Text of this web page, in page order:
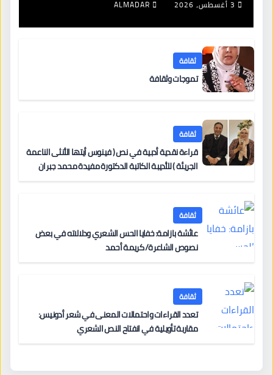
3 أغسطس، 2026 ALMADAR
ثقافة
تموجات وثقافة
ثقافة
قراءة نقدية أدبية في نص ( فينوس أيتها الأنثى الناعمة
الجريئة ) للأديبة الكاتبة الدكتورة مفيدة محمد جبران
ثقافة
عائشة بازامة: خفايا الحس الشعري ودلالاته في بعض
نصوص الشاعرة/ كريمة أحمد
ثقافة
تعدد القراءات واحتمالات المعنى في شعر أدونيس:
مقاربة تأويلية في انفتاح النص الشعري